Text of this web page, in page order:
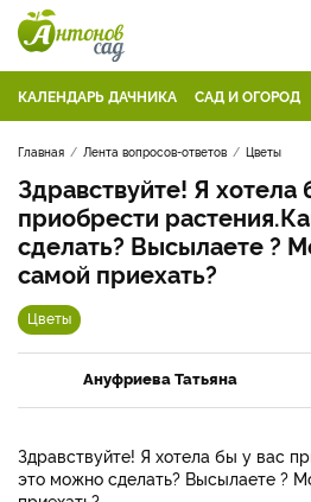
КАЛЕНДАРЬ ДАЧНИКА САД И ОГОРОД
Главная Лента вопросов-ответов Цветы
Здравствуйте! Я хотела
приобрести
сделать? Высылаете ?
самой приехать?
Цветы
Ануфриева Татьяна
Здравствуйте! Я хотела бы у вас
это можно сделать? Высылаете ?